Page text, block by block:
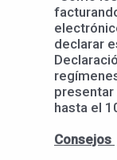
declarar
presentar
hasta el
Consejos